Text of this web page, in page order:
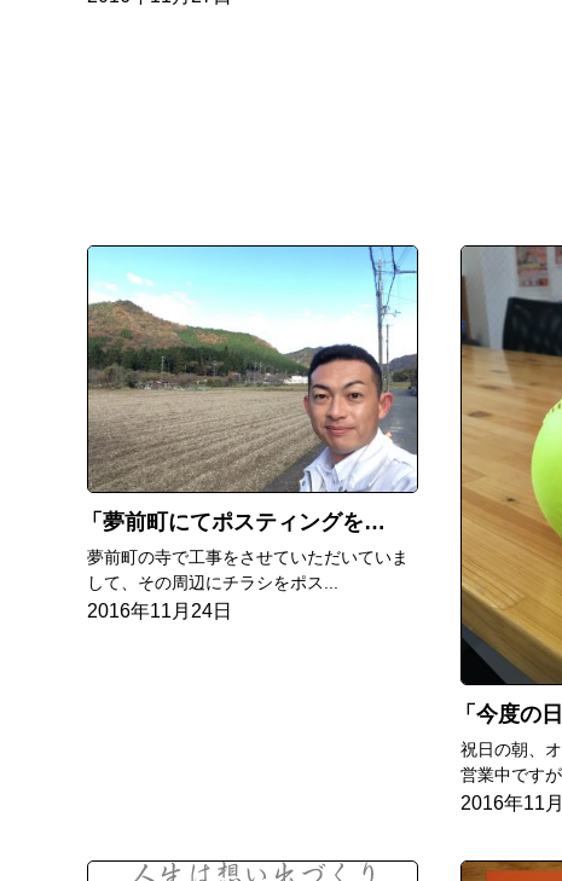
夢前町にてポスティングをしていて
夢前町の寺で工事をさせていただいていま
して、その周辺にチラシをポス...
2016年11月24日
今度の日曜日
祝日の朝、
営業中です
2016年11